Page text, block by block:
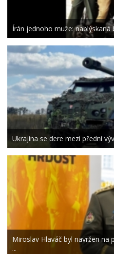
Írán jednoho muže: nablýskaná
Ukrajina se dere mezi přední
Miroslav Hlaváč byl navržen na
...